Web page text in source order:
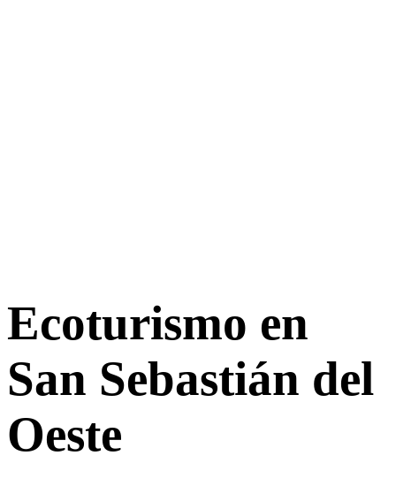
Ecoturismo en
San Sebastián del
Oeste